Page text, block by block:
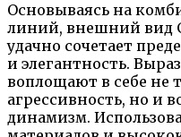
Основываясь на
линий, внешний вид
удачно сочетает
и элегантность.
воплощают в себе не
агрессивность, но и
динамизм.